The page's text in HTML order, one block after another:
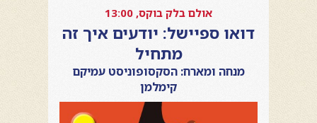
אולם בלק בוקס, 13:00
דואו ספיישל: יודעים איך זה
מתחיל
מנחה ומארח: הסקסופוניסט עמיקם
קימלמן